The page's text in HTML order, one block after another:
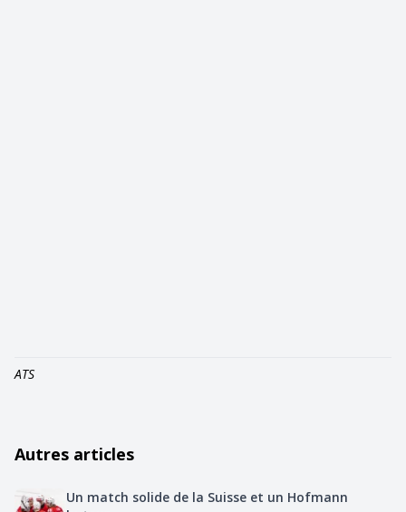
ATS
Autres articles
Un match solide de la Suisse et un Hofmann